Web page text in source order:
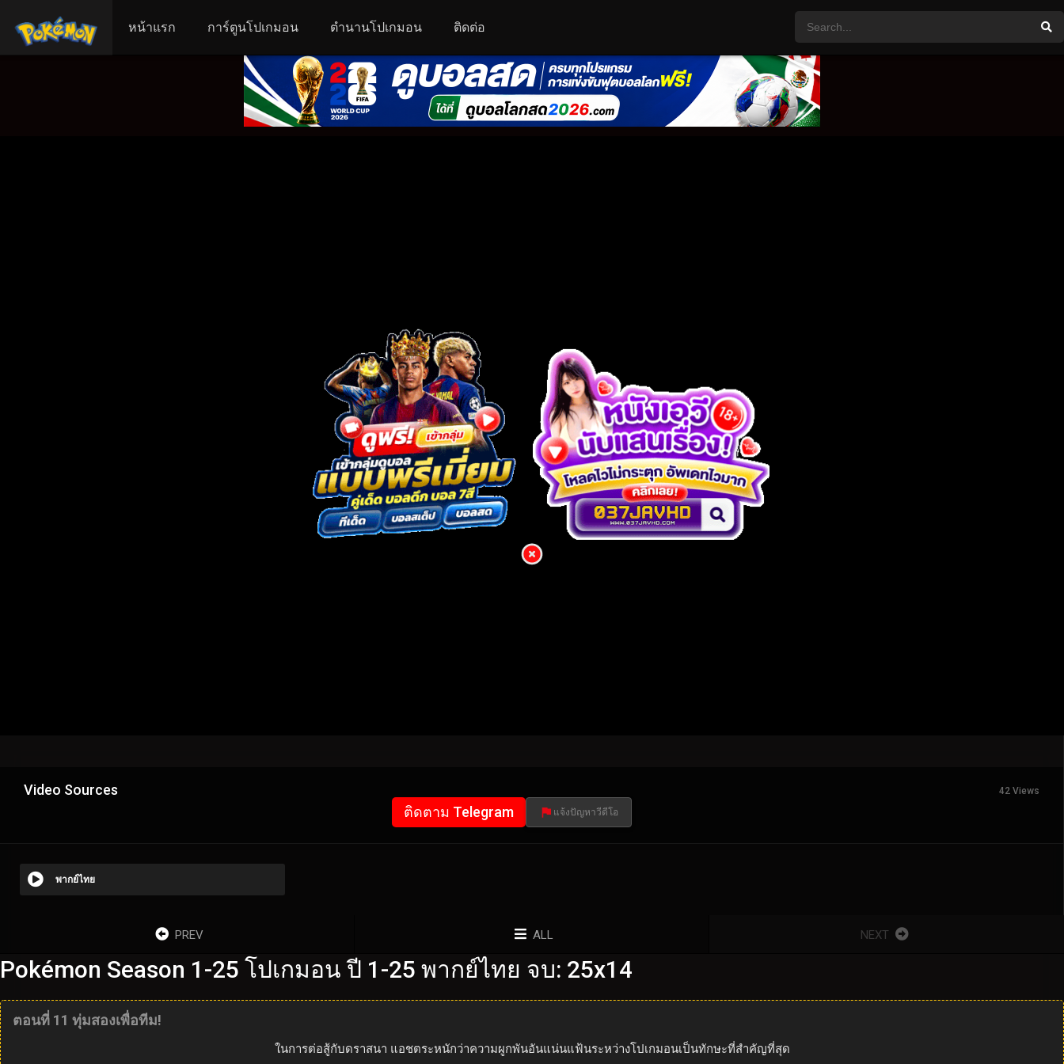
หน้าแรก การ์ตูนโปเกมอน ตำนานโปเกมอน ติดต่อ
Video Sources 42 Views
ติดตาม Telegram แจ้งปัญหาวีดีโอ
พากย์ไทย
PREV ALL NEXT
Pokémon Season 1-25 โปเกมอน ปี 1-25 พากย์ไทย จบ: 25x14
ตอนที่ 11 ทุ่มสองเพื่อทีม!
ในการต่อสู้กับดราสนา แอชตระหนักว่าความผูกพันอันแน่นแฟ้นระหว่างโปเกมอนเป็นทักษะที่สำคัญที่สุด